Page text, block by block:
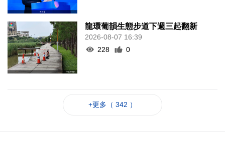
龍環葡韻生態步道下週三起翻新
2026-08-07 16:39
228
0
+更多（ 342 ）